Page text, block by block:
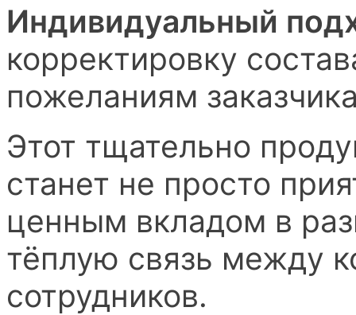
Индивидуальный
корректировку
пожеланиям
Этот тщательно
станет не просто
ценным вкладом в
тёплую связь между
сотрудников.